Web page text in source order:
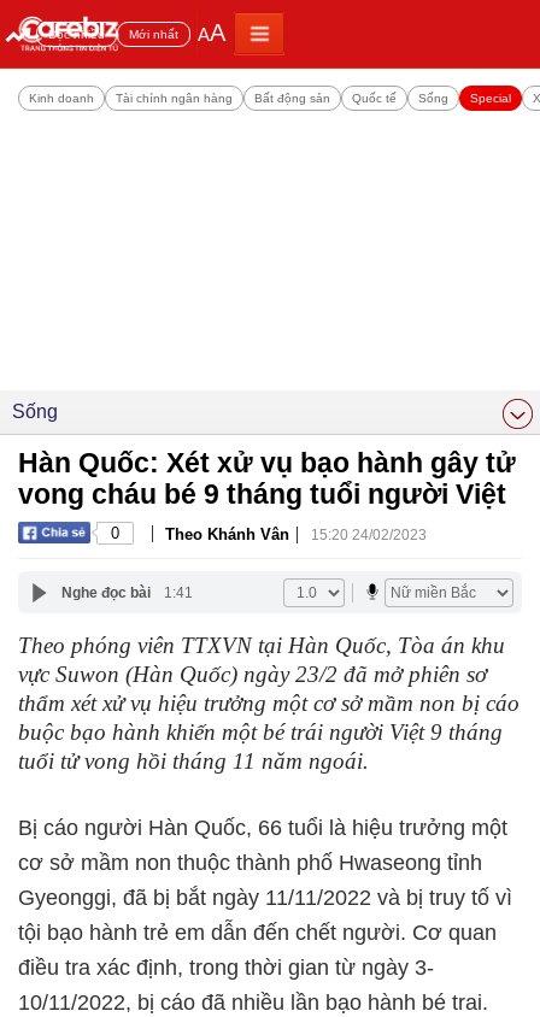
Đọc nhiều Mới nhất AA
Kinh doanh Tài chính ngân hàng Bất động sản Quốc tế Sống Special
Sống
Hàn Quốc: Xét xử vụ bạo hành gây tử
vong cháu bé 9 tháng tuổi người Việt
0 | Theo Khánh Vân | 15:20 24/02/2023
Nghe đọc bài 1:41
Theo phóng viên TTXVN tại Hàn Quốc, Tòa án khu
vực Suwon (Hàn Quốc) ngày 23/2 đã mở phiên sơ
thẩm xét xử vụ hiệu trưởng một cơ sở mầm non bị cáo
buộc bạo hành khiến một bé trái người Việt 9 tháng
tuổi tử vong hồi tháng 11 năm ngoái.
Bị cáo người Hàn Quốc, 66 tuổi là hiệu trưởng một
cơ sở mầm non thuộc thành phố Hwaseong tỉnh
Gyeonggi, đã bị bắt ngày 11/11/2022 và bị truy tố vì
tội bạo hành trẻ em dẫn đến chết người. Cơ quan
điều tra xác định, trong thời gian từ ngày 3-
10/11/2022, bị cáo đã nhiều lần bạo hành bé trai.